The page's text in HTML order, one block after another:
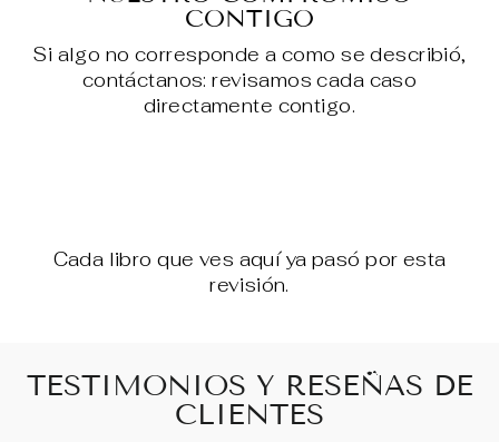
CONTIGO
Si algo no corresponde a como se describió,
contáctanos: revisamos cada caso
directamente contigo.
Cada libro que ves aquí ya pasó por esta
revisión.
TESTIMONIOS Y RESEÑAS DE
CLIENTES